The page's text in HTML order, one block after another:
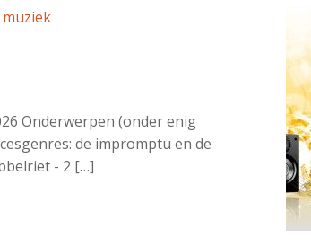
Onderwerpen (onder enig
de impromptu en de
- 2 […]